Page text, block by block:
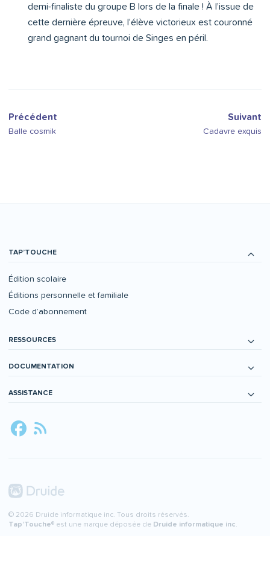
demi-finaliste du groupe B lors de la finale ! À l’issue de
cette dernière épreuve, l’élève victorieux est couronné
grand gagnant du tournoi de Singes en péril.
Précédent
Balle cosmik
Suivant
Cadavre exquis
TAP’TOUCHE
Édition scolaire
Éditions personnelle et familiale
Code d’abonnement
RESSOURCES
DOCUMENTATION
ASSISTANCE
© 2026 Druide informatique inc. Tous droits réservés.
Tap’Touche® est une marque déposée de Druide informatique inc.